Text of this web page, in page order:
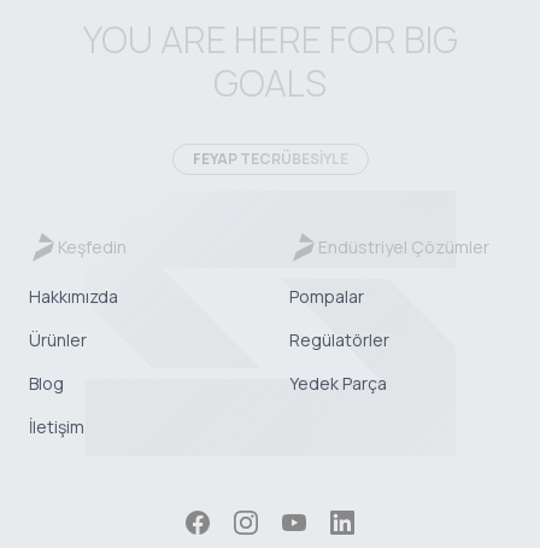
YOU ARE HERE FOR BIG
GOALS
FEYAP TECRÜBESİYLE
Keşfedin
Hakkımızda
Ürünler
Blog
İletişim
Endüstriyel Çözümler
Pompalar
Regülatörler
Yedek Parça